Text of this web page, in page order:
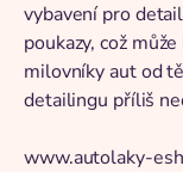
vybavení pro
poukazy, což
milovníky aut od
detailingu příliš
www.autolaky-